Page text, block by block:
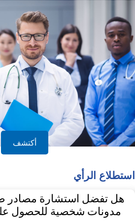
أكتشف
استطلاع الرأي
هل تفضل استشارة مصادر
مدونات شخصية للحصول